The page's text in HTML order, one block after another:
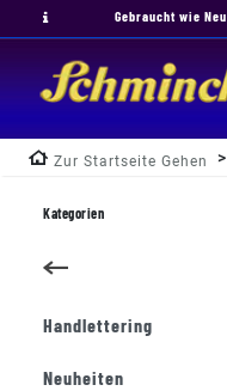
Gebraucht wie Neu
Zur Startseite Gehen
Kategorien
Handlettering
Neuheiten